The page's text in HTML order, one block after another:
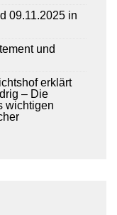
09.11.2025 in
und
erklärt
– Die
wichtigen